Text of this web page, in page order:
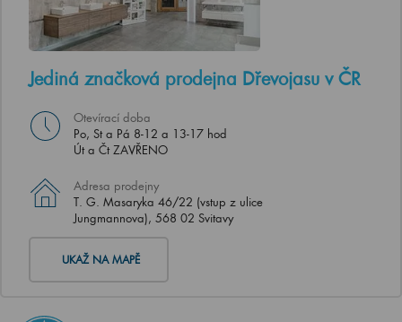
Jediná značková prodejna Dřevojasu v ČR
Otevírací doba
Po, St a Pá 8-12 a 13-17 hod
Út a Čt ZAVŘENO
Adresa prodejny
T. G. Masaryka 46/22 (vstup z ulice
Jungmannova), 568 02 Svitavy
UKAŽ NA MAPĚ